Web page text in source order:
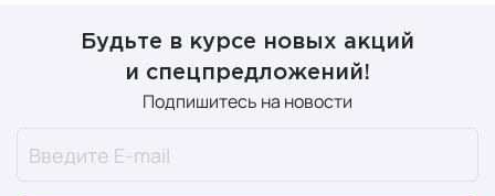
Будьте в курсе новых акций
и спецпредложений!
Подпишитесь на новости